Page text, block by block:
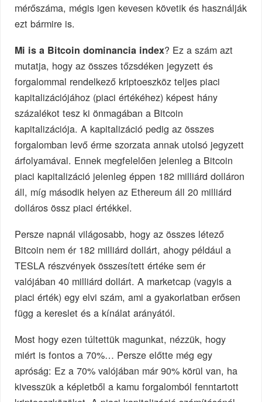
mérőszáma, mégis igen kevesen követik és használják
ezt bármire is.
Mi is a Bitcoin dominancia index? Ez a szám azt
mutatja, hogy az összes tőzsdéken jegyzett és
forgalommal rendelkező kriptoeszköz teljes piaci
kapitalizációjához (piaci értékéhez) képest hány
százalékot tesz ki önmagában a Bitcoin
kapitalizációja. A kapitalizáció pedig az összes
forgalomban levő érme szorzata annak utolsó jegyzett
árfolyamával. Ennek megfelelően jelenleg a Bitcoin
piaci kapitalizáció jelenleg éppen 182 milliárd dolláron
áll, míg második helyen az Ethereum áll 20 milliárd
dolláros össz piaci értékkel.
Persze napnál világosabb, hogy az összes létező
Bitcoin nem ér 182 milliárd dollárt, ahogy például a
TESLA részvények összesített értéke sem ér
valójában 40 milliárd dollárt. A marketcap (vagyis a
piaci érték) egy elvi szám, ami a gyakorlatban erősen
függ a kereslet és a kínálat arányától.
Most hogy ezen túltettük magunkat, nézzük, hogy
miért is fontos a 70%… Persze előtte még egy
apróság: Ez a 70% valójában már 90% körül van, ha
kivesszük a képletből a kamu forgalomból fenntartott